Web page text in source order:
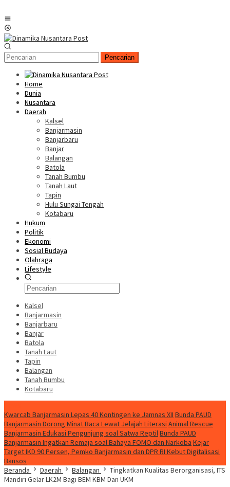
Pencarian
Home
Dunia
Nusantara
Daerah
Kalsel
Banjarmasin
Banjarbaru
Banjar
Balangan
Batola
Tanah Bumbu
Tanah Laut
Tapin
Hulu Sungai Tengah
Kotabaru
Hukum
Politik
Ekonomi
Sosial Budaya
Olahraga
Lifestyle
Kalsel
Banjarmasin
Banjarbaru
Banjar
Batola
Tanah Laut
Tapin
Balangan
Tanah Bumbu
Kotabaru
Kwarcab Banjarmasin Lepas 40 Kontingen ke Jamnas XII Bunda PAUD
Banjarmasin Dorong Minat Baca Lewat Jelajah Literasi Animal Rescue
Banjarmasin Edukasi Pengunjung soal Satwa ReptilBunda PAUD
Banjarmasin Ingatkan Remaja soal Bahaya FOMO dan Narkoba Kejar
Target IKD 90 Persen, Pemko Banjarmasin dan DPR RI Kebut Digitalisasi
Bansos
Beranda
Daerah Balangan
Tingkatkan Kualitas Berorganisasi, ITS
Mandiri Gelar LK2M Bagi BEM KBM Dan UKM